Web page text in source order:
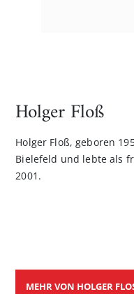
Bildgalerie
Holger Floß
Holger Floß, geboren
Bielefeld und lebte als
2001.
MEHR VON HOLGER